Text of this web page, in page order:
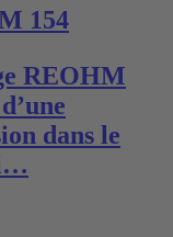
154
REOHM
dans le